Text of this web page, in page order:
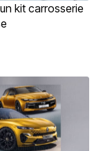
kit carrosserie